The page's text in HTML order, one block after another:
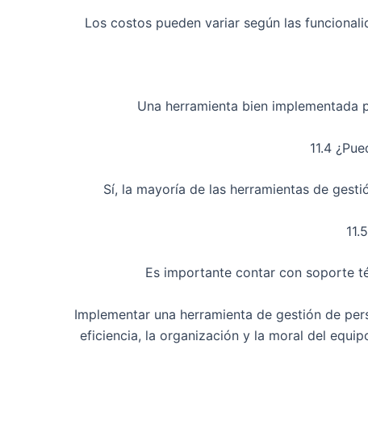
Los costos pueden variar según las
Una herramienta bien
11.4
Sí, la mayoría de las herramientas de
Es importante contar con soporte
Implementar una herramienta de gestión de
eficiencia, la organización y la moral del